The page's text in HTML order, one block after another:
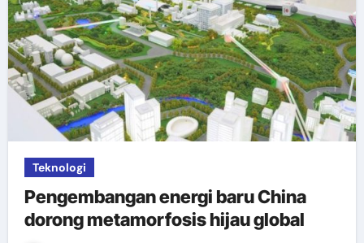
Teknologi
Pengembangan energi baru China
dorong metamorfosis hijau global